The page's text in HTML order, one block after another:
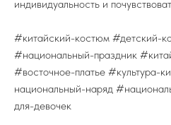
индивидуальность и
#китайский-костюм #детский-
#национальный-праздник
#восточное-платье #культура-
национальный-наряд
для-девочек